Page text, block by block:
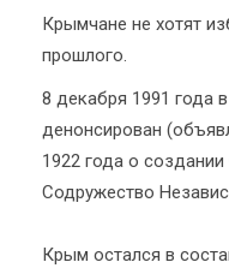
Крымчане не хотят
прошлого.
8 декабря 1991 года
денонсирован
1922 года о
Содружество
Крым остался в